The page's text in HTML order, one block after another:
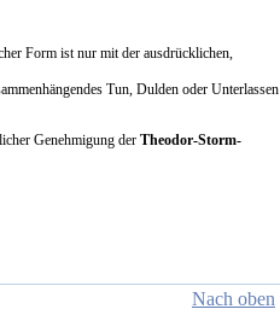
Form ist nur mit der ausdrücklichen,
Tun, Dulden oder Unterlassen
Genehmigung der Theodor-Storm-
Nach oben